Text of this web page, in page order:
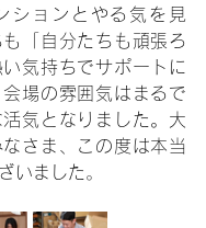
ションとやる気を見
「自分たちも頑張ろ
気持ちでサポートに
場の雰囲気はまるで
気となりました。大
さま、この度は本当
いました 。